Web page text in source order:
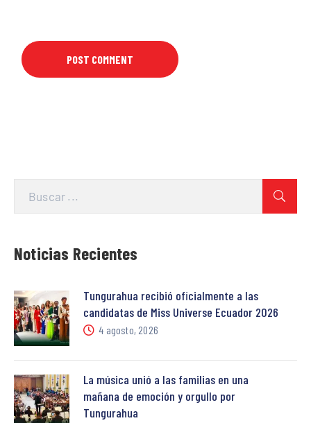
Noticias Recientes
Tungurahua recibió oficialmente a las
candidatas de Miss Universe Ecuador 2026
4 agosto, 2026
La música unió a las familias en una
mañana de emoción y orgullo por
Tungurahua